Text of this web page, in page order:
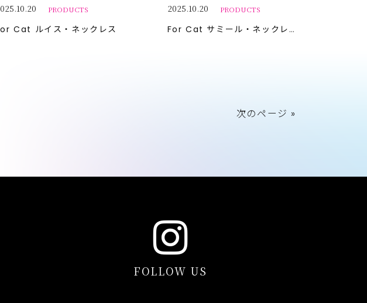
Cat ルイス・ネックレス
PRODUCTS
For Cat サミール・ネックレス
2025.10.20 PRODUCTS
次のページ »
FOLLOW US